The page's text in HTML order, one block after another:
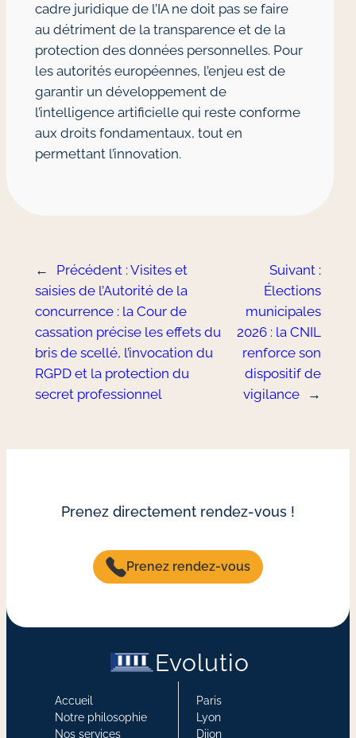
cadre juridique de l’IA ne doit pas se faire
au détriment de la transparence et de la
protection des données personnelles. Pour
les autorités européennes, l’enjeu est de
garantir un développement de
l’intelligence artificielle qui reste conforme
aux droits fondamentaux, tout en
permettant l’innovation.
← Précédent : Visites et
saisies de l’Autorité de la
concurrence : la Cour de
cassation précise les effets du
bris de scellé, l’invocation du
RGPD et la protection du
secret professionnel
Suivant :
Élections
municipales
2026 : la CNIL
renforce son
dispositif de
vigilance
→
Prenez directement rendez-vous !
Prenez rendez-vous
Evolutio
Accueil
Notre philosophie
Nos services
Paris
Lyon
Dijon